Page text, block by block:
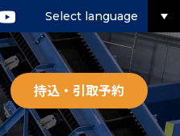
Select language
持込・引取予約